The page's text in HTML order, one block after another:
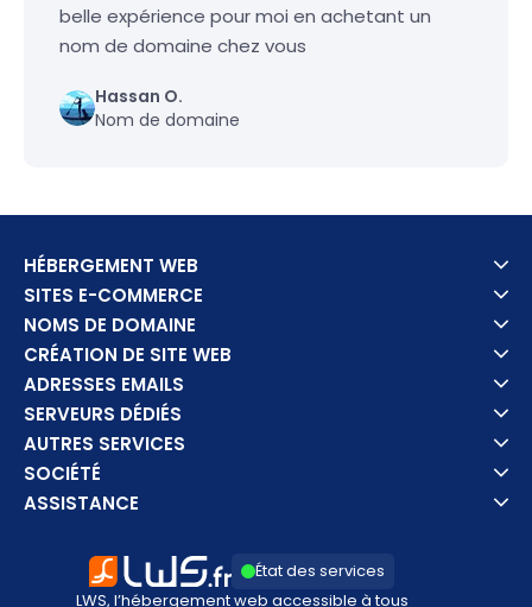
belle expérience pour moi en achetant un
nom de domaine chez vous
Hassan O.
Nom de domaine
HÉBERGEMENT WEB
SITES E-COMMERCE
NOMS DE DOMAINE
CRÉATION DE SITE WEB
ADRESSES EMAILS
SERVEURS DÉDIÉS
AUTRES SERVICES
SOCIÉTÉ
ASSISTANCE
État des services
LWS, l’hébergement web accessible à tous